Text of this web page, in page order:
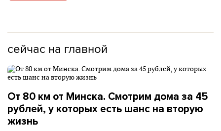
сейчас на главной
От 80 км от Минска. Смотрим дома за 45
рублей, у которых есть шанс на вторую
жизнь